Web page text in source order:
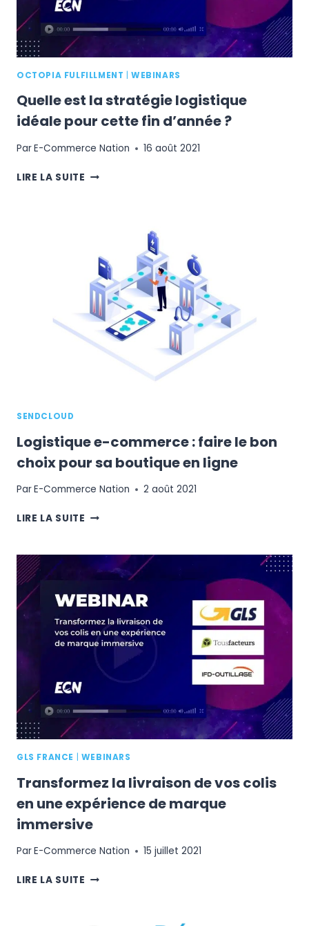
OCTOPIA FULFILLMENT |WEBINARS
Quelle est la stratégie logistique
idéale pour cette fin d’année ?
ParE-Commerce Nation 16 août 2021
LIRE LA SUITE QUELLE
LOGISTIQUE
POUR
CETTE
FIN
D’ANNÉE
?
SENDCLOUD
Logistique e-commerce : faire le bon
choix pour sa boutique en ligne
ParE-Commerce Nation 2 août 2021
LIRE LA SUITE LOGISTIQUE
:
FAIRE
BON
CHOIX
POUR
SA
BOUTIQUE
GLS FRANCE WEBINARS
Transformez la livraison de vos colis
en une expérience de marque
immersive
ParE-Commerce Nation 15 juillet 2021
LIRE LA SUITE TRANSFORMEZ